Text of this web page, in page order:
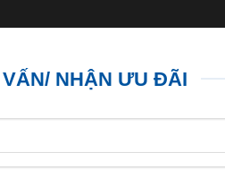
NHẬN ƯU ĐÃI